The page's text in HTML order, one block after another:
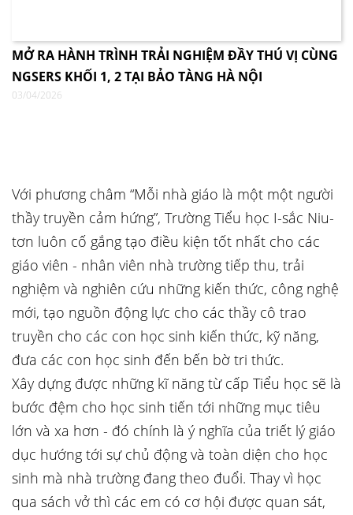
MỞ RA HÀNH TRÌNH TRẢI NGHIỆM ĐẦY THÚ VỊ CÙNG
NGSERS KHỐI 1, 2 TẠI BẢO TÀNG HÀ NỘI
03/04/2026
Với phương châm “Mỗi nhà giáo là một một người
thầy truyền cảm hứng”, Trường Tiểu học I-sắc Niu-
tơn luôn cố gắng tạo điều kiện tốt nhất cho các
giáo viên - nhân viên nhà trường tiếp thu, trải
nghiệm và nghiên cứu những kiến thức, công nghệ
mới, tạo nguồn động lực cho các thầy cô trao
truyền cho các con học sinh kiến thức, kỹ năng,
đưa các con học sinh đến bến bờ tri thức.
Xây dựng được những kĩ năng từ cấp Tiểu học sẽ là
bước đệm cho học sinh tiến tới những mục tiêu
lớn và xa hơn - đó chính là ý nghĩa của triết lý giáo
dục hướng tới sự chủ động và toàn diện cho học
sinh mà nhà trường đang theo đuổi. Thay vì học
qua sách vở thì các em có cơ hội được quan sát,